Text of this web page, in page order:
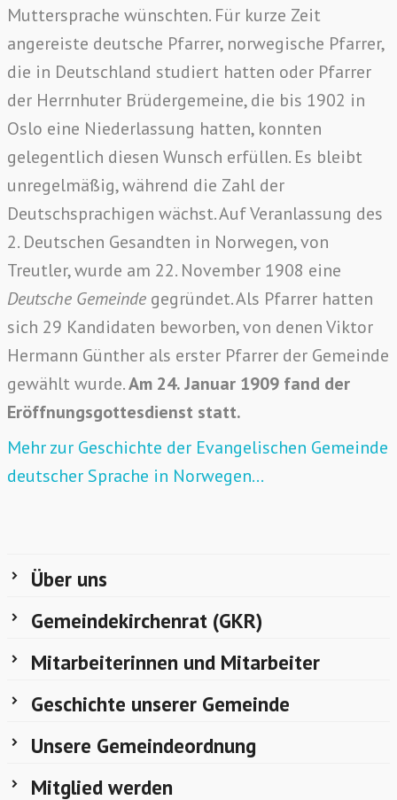
Muttersprache wünschten. Für kurze Zeit
angereiste deutsche Pfarrer, norwegische Pfarrer,
die in Deutschland studiert hatten oder Pfarrer
der Herrnhuter Brüdergemeine, die bis 1902 in
Oslo eine Niederlassung hatten, konnten
gelegentlich diesen Wunsch erfüllen. Es bleibt
unregelmäßig, während die Zahl der
Deutschsprachigen wächst. Auf Veranlassung des
2. Deutschen Gesandten in Norwegen, von
Treutler, wurde am 22. November 1908 eine
Deutsche Gemeinde gegründet. Als Pfarrer hatten
sich 29 Kandidaten beworben, von denen Viktor
Hermann Günther als erster Pfarrer der Gemeinde
gewählt wurde.Am 24. Januar 1909 fand der
Eröffnungsgottesdienst statt.
Mehr zur Geschichte der Evangelischen Gemeinde
deutscher Sprache in Norwegen…
Über uns
Gemeindekirchenrat (GKR)
Mitarbeiterinnen und Mitarbeiter
Geschichte unserer Gemeinde
Unsere Gemeindeordnung
Mitglied werden